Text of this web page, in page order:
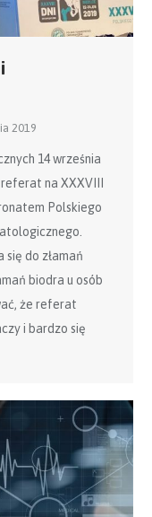
2019
14 września
na XXXVIII
Polskiego
się do złamań
biodra u osób
że referat
i bardzo się